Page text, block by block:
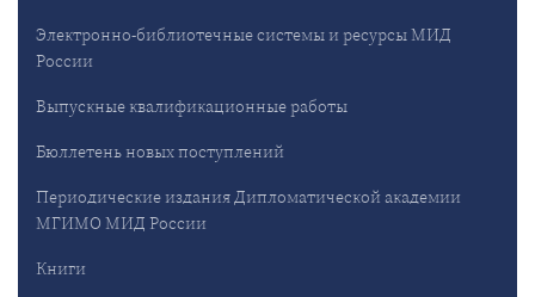
Электронно-библиотечные системы и ресурсы МИД
России
Выпускные квалификационные работы
Бюллетень новых поступлений
Периодические издания Дипломатической академии
МГИМО МИД России
Книги